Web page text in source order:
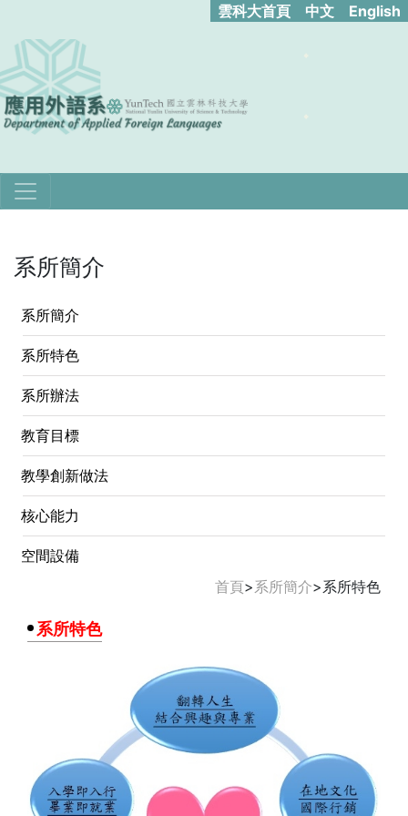
雲科大首頁 中文 English
系所簡介
系所簡介
系所特色
系所辦法
教育目標
教學創新做法
核心能力
空間設備
系所特色
首頁>系所簡介>系所特色